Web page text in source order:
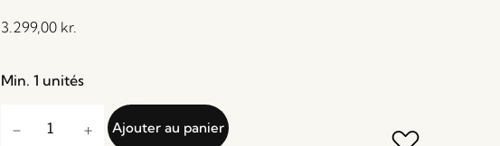
3.299,00 kr.
Min. 1 unités
Ajouter au panier